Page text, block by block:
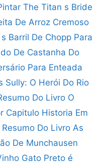
The Titan s Bride
De Arroz Cremoso
Barril De Chopp Para
De Castanha Do
Para Enteada
Sully: O Herói Do Rio
Do Livro O
Capitulo Historia Em
Resumo Do Livro As
De Munchausen
Gato Preto é